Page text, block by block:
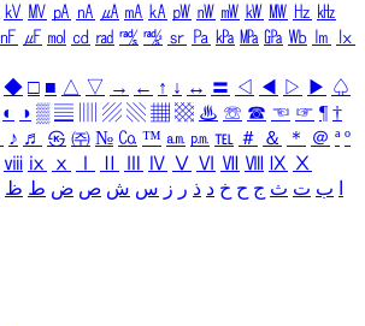
㎸ ㎹ ㎀ ㎁ ㎂ ㎃ ㎄ ㎺ ㎻ ㎽ ㎾ ㎿ ㎐ ㎑
㎋ ㎌ ㏖ ㏅ ㎭ ㎮ ㎯ ㏛ ㎩ ㎪ ㎫ ㎬ ㏝ ㏐
㏓
◆ □ ■ △ ▽ → ← ↑ ↓ ↔ 〓 ◁ ◀ ▷ ▶ ♤
◐ ◑ ▒ ▤ ▨ ▧ ▦ ▩ ♨ ☏ ☎ ☜ ☞ ¶ †
♪ ♬ ㉿ ㈜ № ㏇ ™ ㏂ ㏘ ℡ ＃ ＆ ＊ ＠ ª º
ⅷ ⅸ ⅹ Ⅳ Ⅴ Ⅵ Ⅶ Ⅷ Ⅸ Ⅹ
ب ت ث ج ح خ د ذ ر ز س ش ص ض ط ظ